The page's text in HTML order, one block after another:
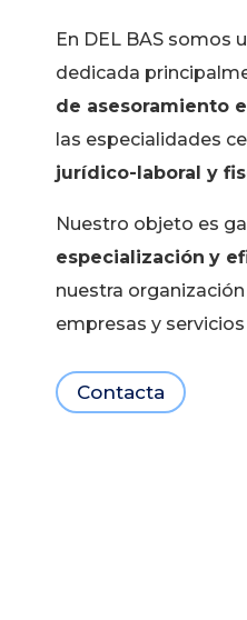
En DEL BAS somos
dedicada
de asesoramiento
las especialidades
jurídico-laboral y
Nuestro objeto es
especialización y
nuestra
empresas y
Contacta